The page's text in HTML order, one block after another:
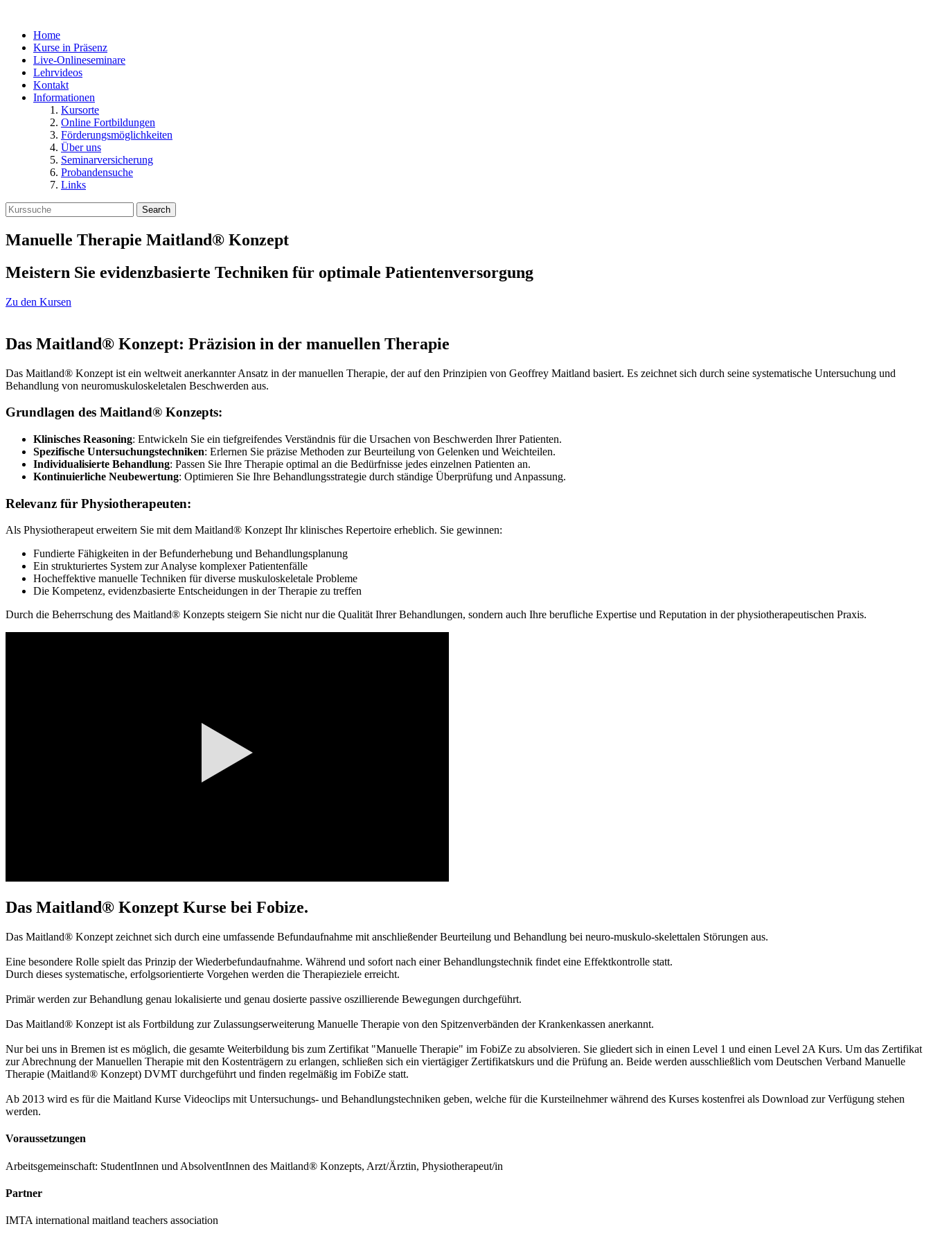
Home
Kurse in Präsenz
Live-Onlineseminare
Lehrvideos
Kontakt
Informationen
Kursorte
Online Fortbildungen
Förderungsmöglichkeiten
Über uns
Seminarversicherung
Probandensuche
Links
Search
Manuelle Therapie Maitland® Konzept
Meistern Sie evidenzbasierte Techniken für optimale Patientenversorgung
Zu den Kursen
Das Maitland® Konzept: Präzision in der manuellen Therapie
Das Maitland® Konzept ist ein weltweit anerkannter Ansatz in der manuellen Therapie, der auf den Prinzipien von Geoffrey Maitland basiert. Es zeichnet sich durch seine systematische Untersuchung und
Behandlung von neuromuskuloskeletalen Beschwerden aus.
Grundlagen des Maitland® Konzepts:
Klinisches Reasoning: Entwickeln Sie ein tiefgreifendes Verständnis für die Ursachen von Beschwerden Ihrer Patienten.
Spezifische Untersuchungstechniken: Erlernen Sie präzise Methoden zur Beurteilung von Gelenken und Weichteilen.
Individualisierte Behandlung: Passen Sie Ihre Therapie optimal an die Bedürfnisse jedes einzelnen Patienten an.
Kontinuierliche Neubewertung: Optimieren Sie Ihre Behandlungsstrategie durch ständige Überprüfung und Anpassung.
Relevanz für Physiotherapeuten:
Als Physiotherapeut erweitern Sie mit dem Maitland® Konzept Ihr klinisches Repertoire erheblich. Sie gewinnen:
Fundierte Fähigkeiten in der Befunderhebung und Behandlungsplanung
Ein strukturiertes System zur Analyse komplexer Patientenfälle
Hocheffektive manuelle Techniken für diverse muskuloskeletale Probleme
Die Kompetenz, evidenzbasierte Entscheidungen in der Therapie zu treffen
Durch die Beherrschung des Maitland® Konzepts steigern Sie nicht nur die Qualität Ihrer Behandlungen, sondern auch Ihre berufliche Expertise und Reputation in der physiotherapeutischen Praxis.
Das Maitland® Konzept Kurse bei Fobize.
Das Maitland® Konzept zeichnet sich durch eine umfassende Befundaufnahme mit anschließender Beurteilung und Behandlung bei neuro-muskulo-skelettalen Störungen aus.
Eine besondere Rolle spielt das Prinzip der Wiederbefundaufnahme. Während und sofort nach einer Behandlungstechnik findet eine Effektkontrolle statt.
Durch dieses systematische, erfolgsorientierte Vorgehen werden die Therapieziele erreicht.
Primär werden zur Behandlung genau lokalisierte und genau dosierte passive oszillierende Bewegungen durchgeführt.
Das Maitland® Konzept ist als Fortbildung zur Zulassungserweiterung Manuelle Therapie von den Spitzenverbänden der Krankenkassen anerkannt.
Nur bei uns in Bremen ist es möglich, die gesamte Weiterbildung bis zum Zertifikat "Manuelle Therapie" im FobiZe zu absolvieren. Sie gliedert sich in einen Level 1 und einen Level 2A Kurs. Um das Zertifikat
zur Abrechnung der Manuellen Therapie mit den Kostenträgern zu erlangen, schließen sich ein viertägiger Zertifikatskurs und die Prüfung an. Beide werden ausschließlich vom Deutschen Verband Manuelle
Therapie (Maitland® Konzept) DVMT durchgeführt und finden regelmäßig im FobiZe statt.
Ab 2013 wird es für die Maitland Kurse Videoclips mit Untersuchungs- und Behandlungstechniken geben, welche für die Kursteilnehmer während des Kurses kostenfrei als Download zur Verfügung stehen
werden.
Voraussetzungen
Arbeitsgemeinschaft: StudentInnen und AbsolventInnen des Maitland® Konzepts, Arzt/Ärztin, Physiotherapeut/in
Partner
IMTA international maitland teachers association